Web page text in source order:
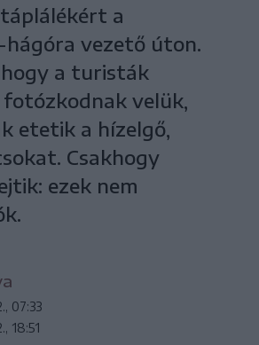
a
hágóra vezető úton.
a turisták
fotózkodnak velük,
etetik a hízelgő,
Csakhogy
ezek nem
07:33
18:51